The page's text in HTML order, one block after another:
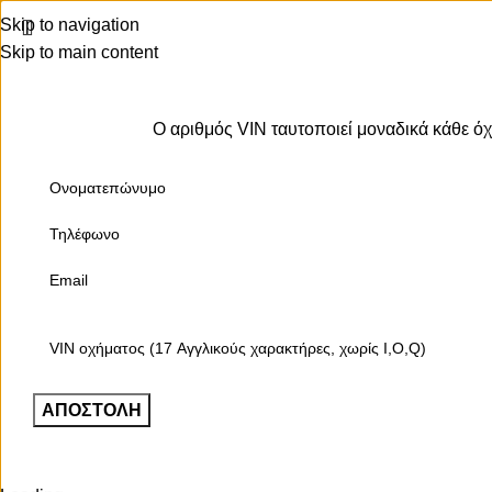
Ο αριθμός VIN ταυτοποιεί μοναδικά κάθε
Skip to navigation
Skip to main content